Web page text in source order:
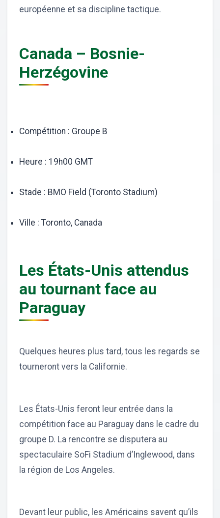
européenne et sa discipline tactique.
Canada – Bosnie-
Herzégovine
Compétition : Groupe B
Heure : 19h00 GMT
Stade : BMO Field (Toronto Stadium)
Ville : Toronto, Canada
Les États-Unis attendus
au tournant face au
Paraguay
Quelques heures plus tard, tous les regards se
tourneront vers la Californie.
Les États-Unis feront leur entrée dans la
compétition face au Paraguay dans le cadre du
groupe D. La rencontre se disputera au
spectaculaire SoFi Stadium d’Inglewood, dans
la région de Los Angeles.
Devant leur public, les Américains savent qu’ils